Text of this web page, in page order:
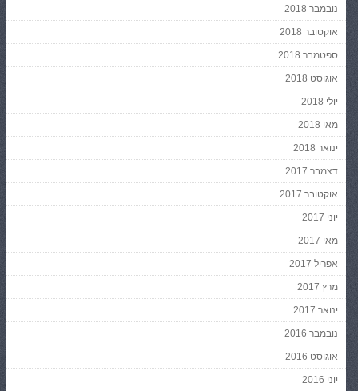
נובמבר 2018
אוקטובר 2018
ספטמבר 2018
אוגוסט 2018
יולי 2018
מאי 2018
ינואר 2018
דצמבר 2017
אוקטובר 2017
יוני 2017
מאי 2017
אפריל 2017
מרץ 2017
ינואר 2017
נובמבר 2016
אוגוסט 2016
יוני 2016